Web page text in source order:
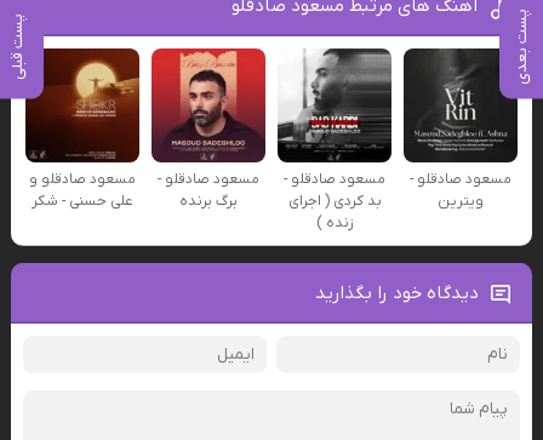
پست بعدی پست قبلی
آهنگ های مرتبط مسعود صادقلو
مسعود صادقلو -
ویترین
مسعود صادقلو -
بد کردی ( اجرای
زنده )
مسعود صادقلو -
برگ برنده
مسعود صادقلو و
علی حسنی - شکر
دیدگاه خود را بگذارید